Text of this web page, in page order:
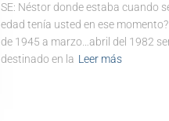
SE: Néstor donde estaba cuando
edad tenía usted en ese
de 1945 a marzo…abril del 1982
destinado en la Leer más